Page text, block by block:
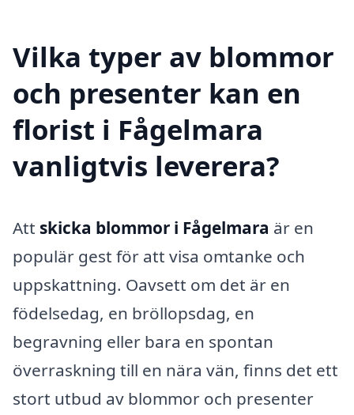
Vilka typer av blommor
och presenter kan en
florist i Fågelmara
vanligtvis leverera?
Att skicka blommor i Fågelmara är en
populär gest för att visa omtanke och
uppskattning. Oavsett om det är en
födelsedag, en bröllopsdag, en
begravning eller bara en spontan
överraskning till en nära vän, finns det ett
stort utbud av blommor och presenter